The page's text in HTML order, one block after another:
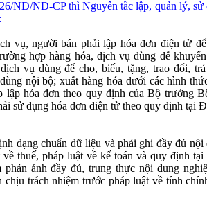
NĐ/NĐ-CP thì Nguyên tắc lập, quản lý, sử
vụ, người bán phải lập hóa đơn điện tử
hợp hàng hóa, dịch vụ dùng để
vụ dùng để cho, biếu, tặng, trao đổi,
nội bộ; xuất hàng hóa dưới các hình
lập hóa đơn theo quy định của Bộ trưởng
sử dụng hóa đơn điện tử theo quy định tại
dạng chuẩn dữ liệu và phải ghi đầy đủ nội
thuế, pháp luật về kế toán và quy định
ánh đầy đủ, trung thực nội dung
trách nhiệm trước pháp luật về tính